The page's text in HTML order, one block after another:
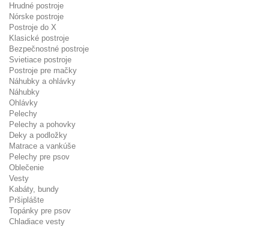
Hrudné postroje
Nórske postroje
Postroje do X
Klasické postroje
Bezpečnostné postroje
Svietiace postroje
Postroje pre mačky
Náhubky a ohlávky
Náhubky
Ohlávky
Pelechy
Pelechy a pohovky
Deky a podložky
Matrace a vankúše
Pelechy pre psov
Oblečenie
Vesty
Kabáty, bundy
Pršiplášte
Topánky pre psov
Chladiace vesty